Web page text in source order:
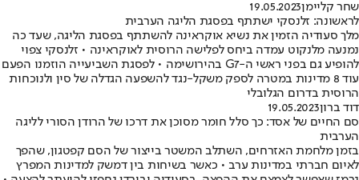
שחר קליימן19.05.2023
לראשונה: זלנסקי ישתתף בפסגת הליגה הערבית
מלך סעודיה הזמין את נשיא אוקראינה להשתתף בפסגת הליגה, שעד כה
נמנעה מלנקוט עמדה ביחס לפלישה הרוסית לאוקראינה • זלנסקי צפוי
להופיע גם בפני ראשי ה-G7 בהירושימה • לפסגת השביעייה הוזמנו הפעם
עוד 8 מדינות במטרה לספק משקל-נגד להשפעה הגדלה של סין ולנוכחות
הרוסית בדרום הגלובלי
דוד ברון19.05.2023
סם החיים של אסד: כך סלל חומר מסוכן את דרכו של הרודן הסורי לליגה
הערבית
בזמן מלחמת האזרחים, השתלב המשטר בייצור של הסם קפטגון, שהפך
לאיום חברתי במדינות ערב • כאשר בשיחות בין דמשק למדינות המפרץ